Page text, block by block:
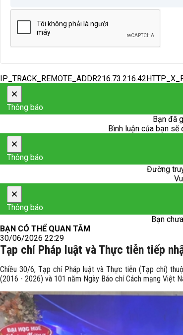
×
Thông báo
Bạn đã
Bình luận của bạn
×
Thông báo
Đường
×
Thông báo
Bạn
BẠN CÓ THỂ QUAN TÂM
30/06/2026 22:29
Tạp chí Pháp luật và Thực tiễn tiếp
Chiều 30/6, Tạp chí Pháp luật và Thực tiễn (Tạp chí)
(2016 - 2026) và 101 năm Ngày Báo chí Cách mạng Việt